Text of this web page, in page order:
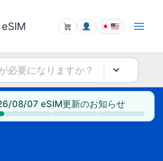
08/07 eSIM更新のお知らせ